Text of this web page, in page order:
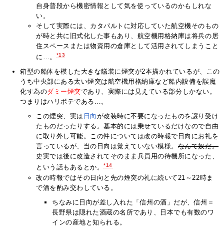
自身普段から機密情報として気を使っているのかもしれな
い。
そして実際には、カタパルトに対応していた航空機そのもの
が時と共に旧式化した事もあり、航空機用格納庫は将兵の居
住スペースまたは物資用の倉庫として活用されてしまうこと
に…。
*13
箱型の船体を模した大きな艤装に煙突が2本描かれているが、この
うち中央部にある太い煙突は航空機用格納庫など船内設備を誤魔
化す為のダミー煙突であり、実際には見えている部分しかない。
つまりはハリボテである…。
この煙突、実は 日向 が改装時に不要になったものを譲り受け
たものだったりする。基本的には乗せているだけなので自由
に取り外し可能。この件については改の時報で日向にお礼を
言っているが、当の日向は覚えていない模様。 なんて奴だ。
史実では後に改造されてそのまま兵員用の待機所になった、
という話もあるとか。*14
改の時報ではその日向と先の煙突の礼に続いて21～22時ま
で酒を酌み交わしている。
ちなみに日向が差し入れた「信州の酒」だが、信州＝
長野県は隠れた酒蔵の名所であり、日本でも有数のワ
インの産地と知られる。